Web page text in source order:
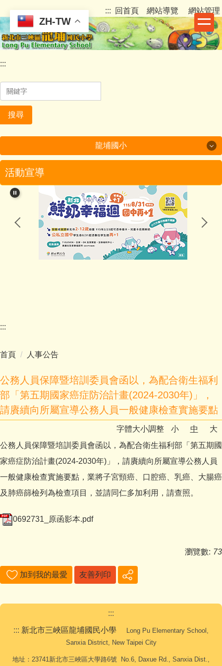
到
主
要
容
::: 回首頁 網站導覽 網站管理
ZH-TW
:::
搜尋
龍埔國小
龍埔國小
認識龍埔
行政團隊
活動宣導
:::
首頁 人事公告
公務人員保障暨培訓委員會函以，為配合衛生福利
部「第五期國家癌症防治計畫(2024-2030年)」，
請賡續向所屬宣導公務人員一般健康檢查實施要點
字體大小調整 小 中
大
公務人員保障暨培訓委員會函以，為配合衛生福利部「第五期國
家癌症防治計畫(2024-2030年)」，請賡續向所屬宣導公務人員
一般健康檢查實施要點，業將子宮頸癌、口腔癌、乳癌、大腸癌
及肺癌篩檢列為檢查項目，並請同仁多加利用，請查照。
0692731_原函影本.pdf
瀏覽數: 73
加到我的最愛 友善列印
:::
::: 新北市三峽區龍埔國民小學
Long Pu Elementary School,
Sanxia District, New Taipei City
地址：23741新北市三峽區大學路6號 No.6, Daxue Rd., Sanxia Dist.,